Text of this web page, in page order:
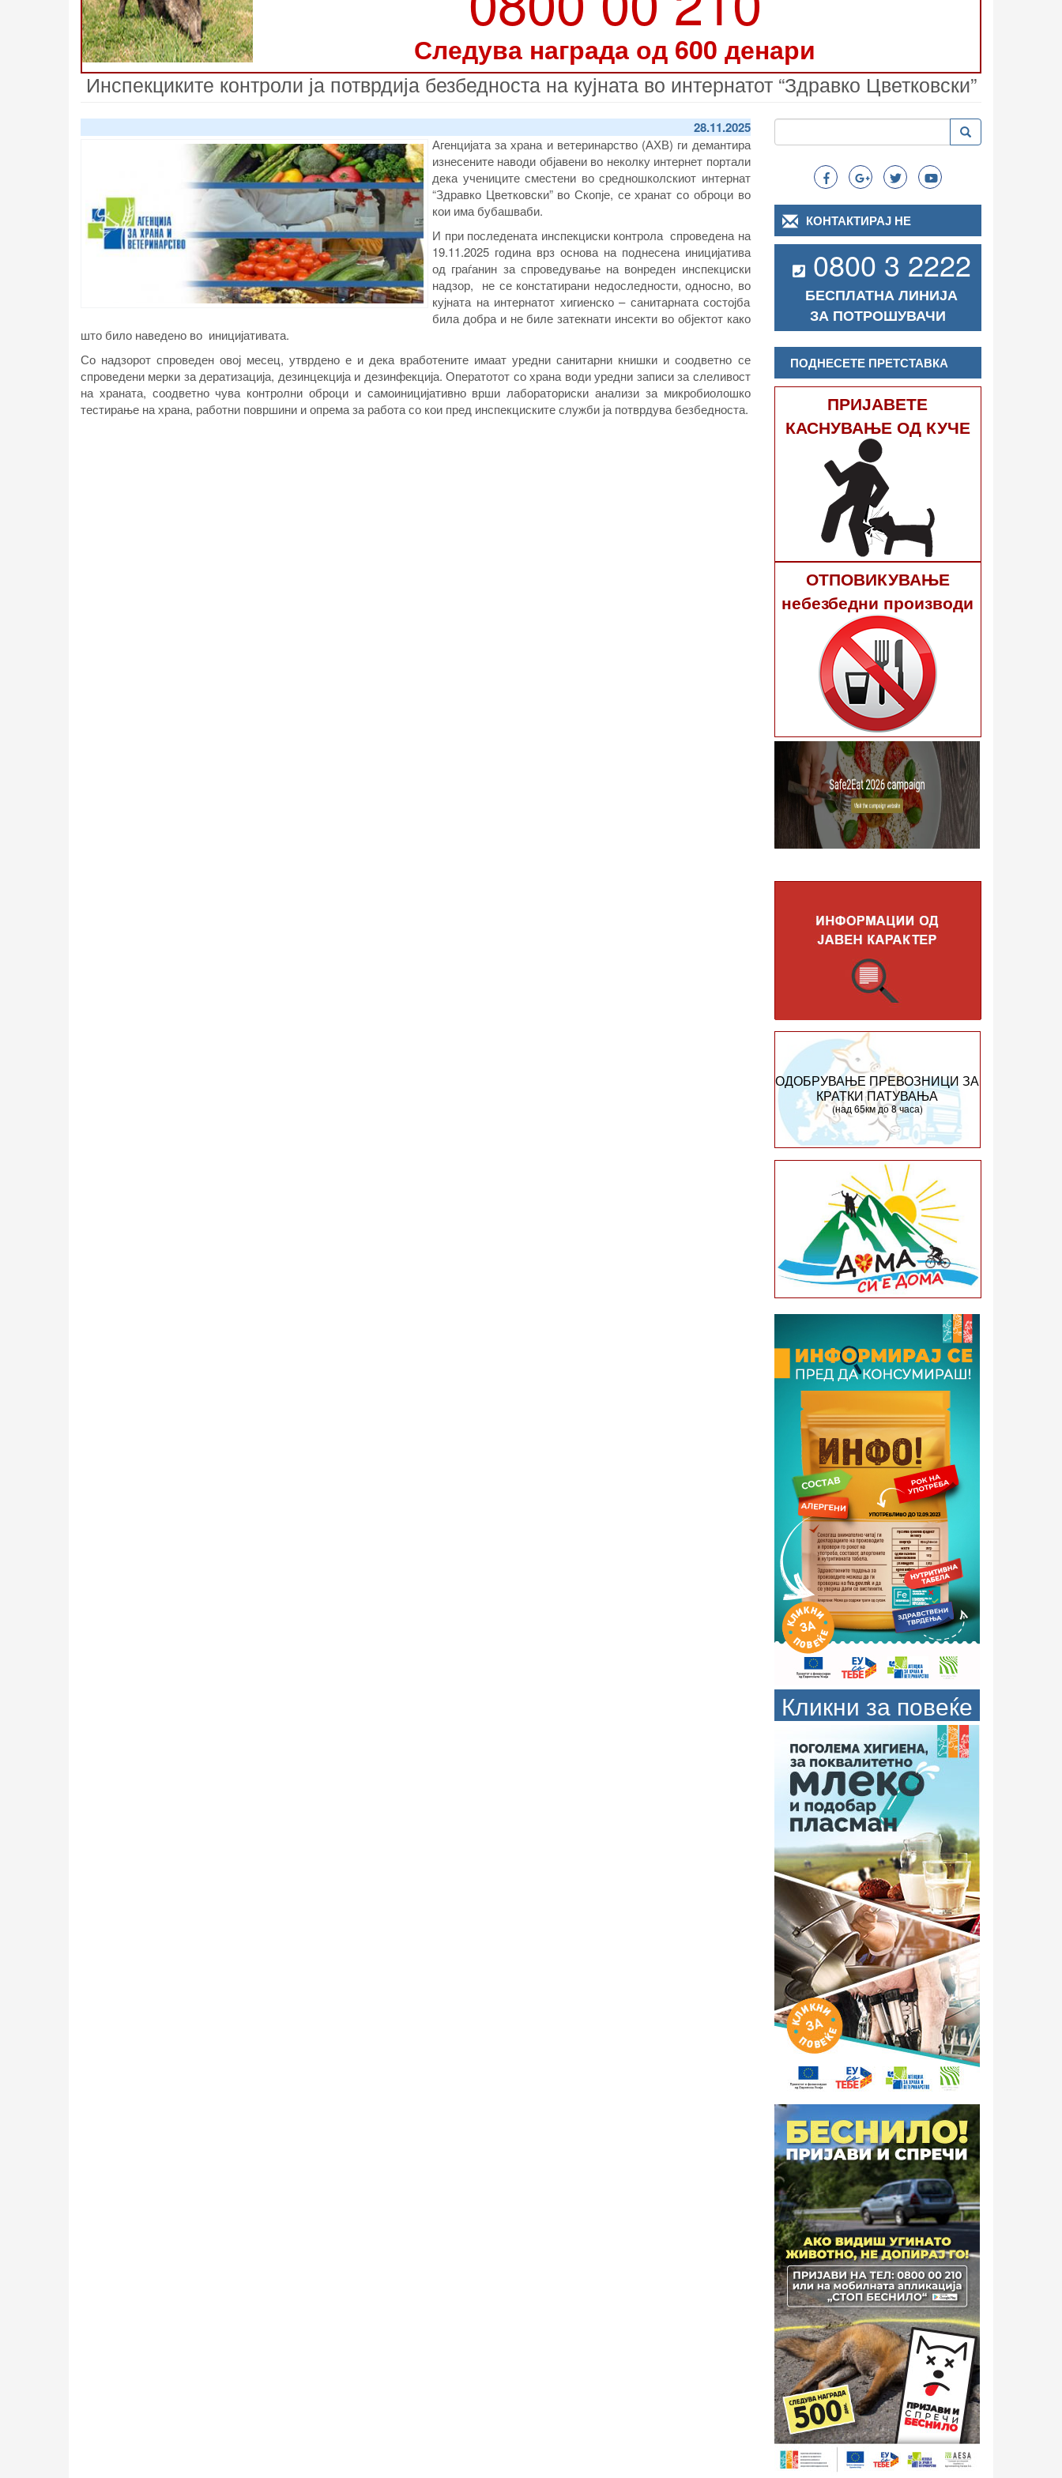
Следува награда од 600 денари
Инспекциките контроли ја потврдија безбедноста на кујната во интернатот “Здравко Цветковски”
28.11.2025
Агенцијата за храна и ветеринарство (АХВ) ги демантира
изнесените наводи објавени во неколку интернет портали
дека учениците сместени во средношколскиот интернат
“Здравко Цветковски” во Скопје, се хранат со оброци во
кои има бубашваби.
И при последената инспекциски контрола спроведена на
19.11.2025 година врз основа на поднесена иницијатива
од граѓанин за спроведување на вонреден инспекциски
надзор, не се констатирани недоследности, односно, во
кујната на интернатот хигиенско – санитарната состојба
била добра и не биле затекнати инсекти во објектот како
што било наведено во иницијативата.
Со надзорот спроведен овој месец, утврдено е и дека вработените имаат уредни санитарни книшки и соодветно се
спроведени мерки за дератизација, дезинцекција и дезинфекција. Оператотот со храна води уредни записи за слеливост
на храната, соодветно чува контролни оброци и самоиницијативно врши лабораториски анализи за микробиолошко
тестирање на храна, работни површини и опрема за работа со кои пред инспекциските служби ја потврдува безбедноста.
Search
Пребарување Пребарување
КОНТАКТИРАЈ НЕ
0800 3 2222
БЕСПЛАТНА ЛИНИЈА
ЗА ПОТРОШУВАЧИ
ПОДНЕСЕТЕ ПРЕТСТАВКА
ПРИЈАВЕТЕ
КАСНУВАЊЕ ОД КУЧЕ
ОТПОВИКУВАЊЕ
небезбедни производи
ОДОБРУВАЊЕ ПРЕВОЗНИЦИ ЗА
КРАТКИ ПАТУВАЊА
(над 65км до 8 часа)
Кликни за повеќе